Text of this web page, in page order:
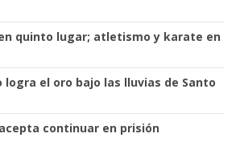
quinto lugar; atletismo y karate en
logra el oro bajo las lluvias de Santo
continuar en prisión